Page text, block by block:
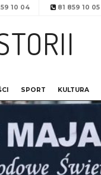
10 04 81 859 10 05
SPORT KULTURA